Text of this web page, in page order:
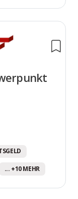
... +10 MEHR